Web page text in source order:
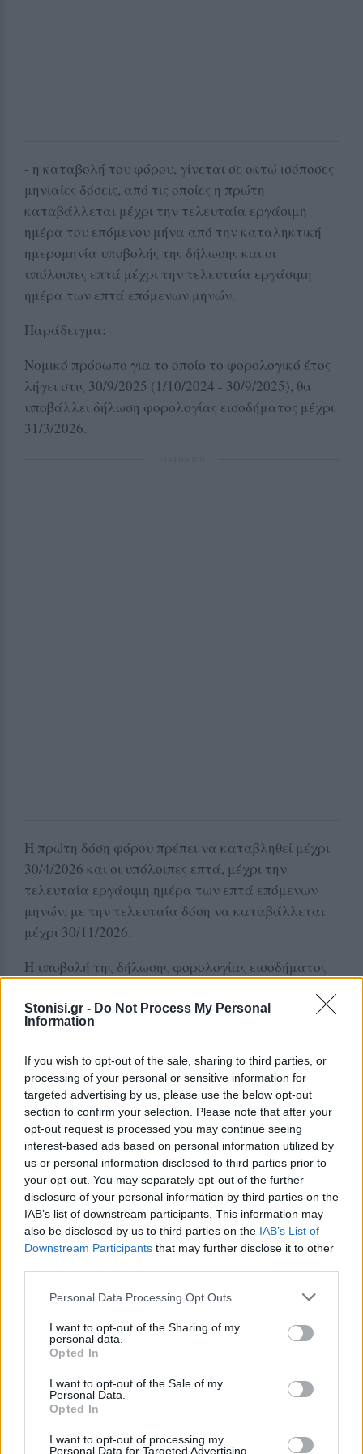
Stonisi.gr - Do Not Process My Personal
Information
If you wish to opt-out of the sale, sharing to third parties, or
processing of your personal or sensitive information for
targeted advertising by us, please use the below opt-out
section to confirm your selection. Please note that after your
opt-out request is processed you may continue seeing
interest-based ads based on personal information utilized by
us or personal information disclosed to third parties prior to
your opt-out. You may separately opt-out of the further
disclosure of your personal information by third parties on the
IAB’s list of downstream participants. This information may
also be disclosed by us to third parties on the IAB’s List of
Downstream Participants that may further disclose it to other
Personal Data Processing Opt Outs
I want to opt-out of the Sharing of my
personal data.
Opted In
I want to opt-out of the Sale of my
Personal Data.
Opted In
I want to opt-out of processing my
Personal Data for Targeted Advertising.
- η καταβολή του φόρου, γίνεται σε οκτώ ισόποσες
μηνιαίες δόσεις, από τις οποίες η πρώτη
καταβάλλεται μέχρι την τελευταία εργάσιμη
ημέρα του επόμενου μήνα από την καταληκτική
ημερομηνία υποβολής της δήλωσης και οι
υπόλοιπες επτά μέχρι την τελευταία εργάσιμη
ημέρα των επτά επόμενων μηνών.
Παράδειγμα:
Νομικό πρόσωπο για το οποίο το φορολογικό έτος
λήγει στις 30/9/2025 (1/10/2024 - 30/9/2025), θα
υποβάλλει δήλωση φορολογίας εισοδήματος μέχρι
31/3/2026.
Η πρώτη δόση φόρου πρέπει να καταβληθεί μέχρι
30/4/2026 και οι υπόλοιπες επτά, μέχρι την
τελευταία εργάσιμη ημέρα των επτά επόμενων
μηνών, με την τελευταία δόση να καταβάλλεται
μέχρι 30/11/2026.
Η υποβολή της δήλωσης φορολογίας εισοδήματος
πραγματοποιείται στην ψηφιακή πύλη myAADE
(myaade.gov.gr), στη διαδρομή: Εφαρμογές >
Νομικών Προσώπων - Οντοτήτων > Είσοδος στην
εφαρμογή.
Για περισσότερες πληροφορίες, οι ενδιαφερόμενοι
μπορούν να επικοινωνούν με το Κέντρο
Εξυπηρέτησης Φορολογουμένων (ΚΕΦ) της ΑΑΔΕ
στο (+30) 213 162 1000, τις εργάσιμες ημέρες, από
τις 07:30 - 17:00.
[ΠΗΓΗ]
αναζήτησης
ΣΤΗΝ ΙΔΙΑ ΚΑΤΗΓΟΡΙΑ